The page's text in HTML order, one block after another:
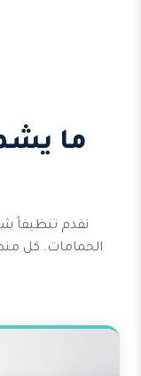
ما
نقدم تنظيفاً
الحمامات. كل